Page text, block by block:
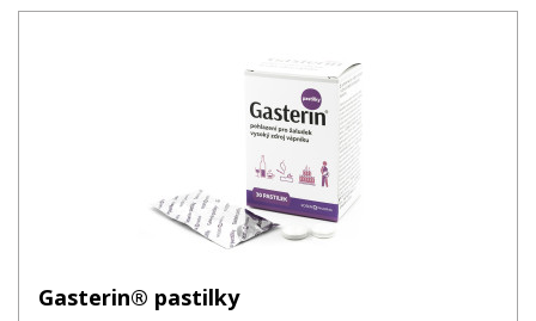
Gasterin® pastilky